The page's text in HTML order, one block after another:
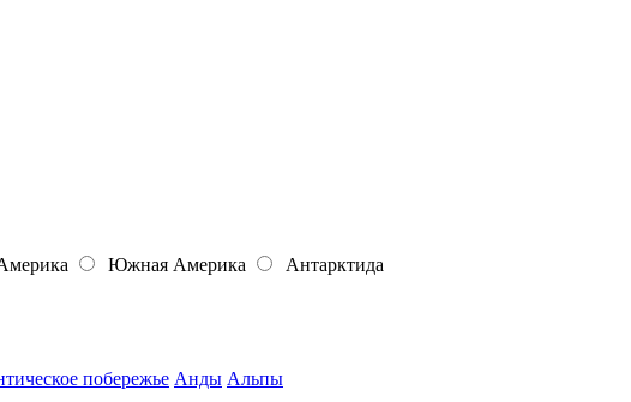
Южная Америка Антарктида
побережье Анды Альпы